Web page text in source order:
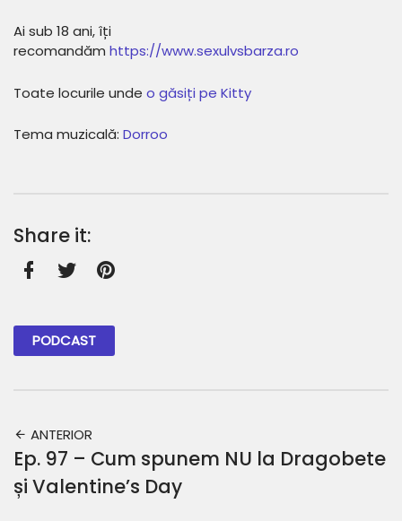
Ai sub 18 ani, îți
recomandăm ⁠⁠⁠⁠⁠⁠⁠⁠⁠https://www.sexulvsbarza.ro⁠⁠⁠⁠⁠⁠⁠⁠⁠
Toate locurile unde ⁠⁠⁠⁠⁠ ⁠⁠⁠⁠o găsiți pe Kitty⁠⁠⁠⁠⁠⁠⁠⁠⁠
Tema muzicală: ⁠⁠⁠⁠⁠⁠⁠⁠⁠Dorroo⁠
Share it:
PODCAST
ANTERIOR
Ep. 97 – Cum spunem NU la Dragobete
și Valentine’s Day